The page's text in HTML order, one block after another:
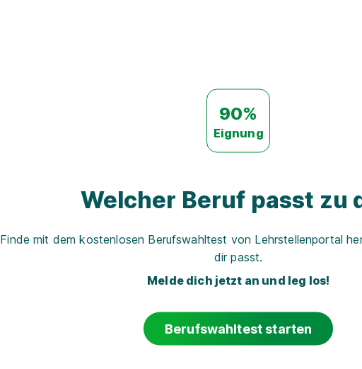
90%
Eignung
Welcher Beruf passt zu
Finde mit dem kostenlosen Berufswahltest von Lehrstellenportal
dir passt.
Melde dich jetzt an und leg los!
Berufswahltest starten